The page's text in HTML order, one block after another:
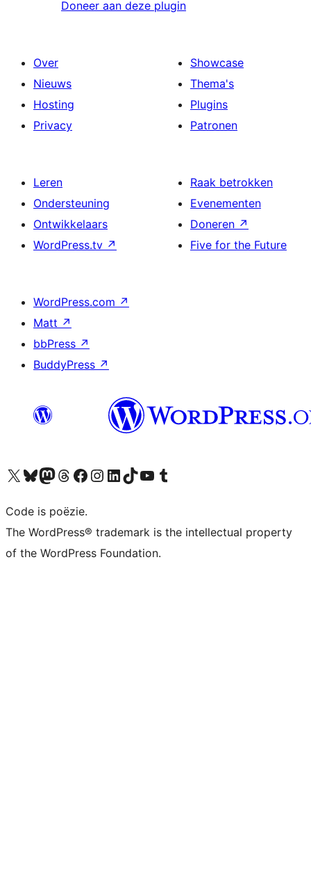
Doneer aan deze plugin
Over
Nieuws
Hosting
Privacy
Showcase
Thema's
Plugins
Patronen
Leren
Ondersteuning
Ontwikkelaars
WordPress.tv ↗
Raak betrokken
Evenementen
Doneren ↗
Five for the Future
WordPress.com ↗
Matt ↗
bbPress ↗
BuddyPress ↗
Bezoek ons X (voorheen Twitter) account
Bezoek ons Bluesky account
Bezoek ons Mastodon account
Bezoek ons Threads account
Onze Facebook pagina bezoeken
Bezoek ons Instagram account
Bezoek ons LinkedIn account
Bezoek ons TikTok account
Bezoek ons YouTube kanaalBezoek ons Tumblr account
Code is poëzie.
The WordPress® trademark is the intellectual property
of the WordPress Foundation.